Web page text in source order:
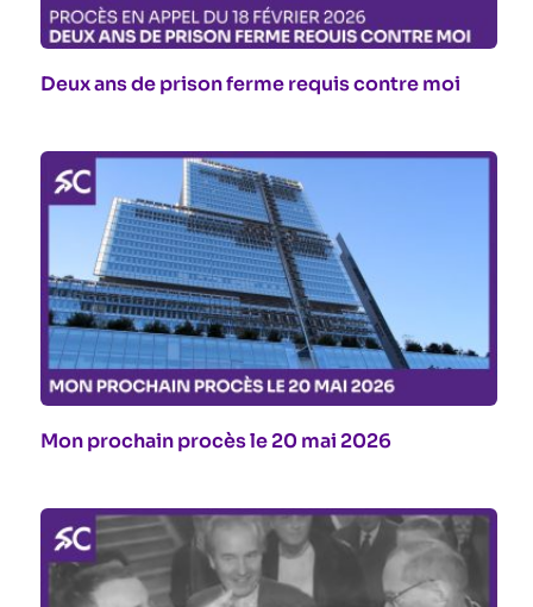
Deux ans de prison ferme requis contre moi
Mon prochain procès le 20 mai 2026